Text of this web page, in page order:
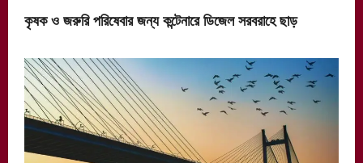
কৃষক ও জরুরি পরিষেবার জন্য কন্টেনারে ডিজেল সরবরাহে ছাড়